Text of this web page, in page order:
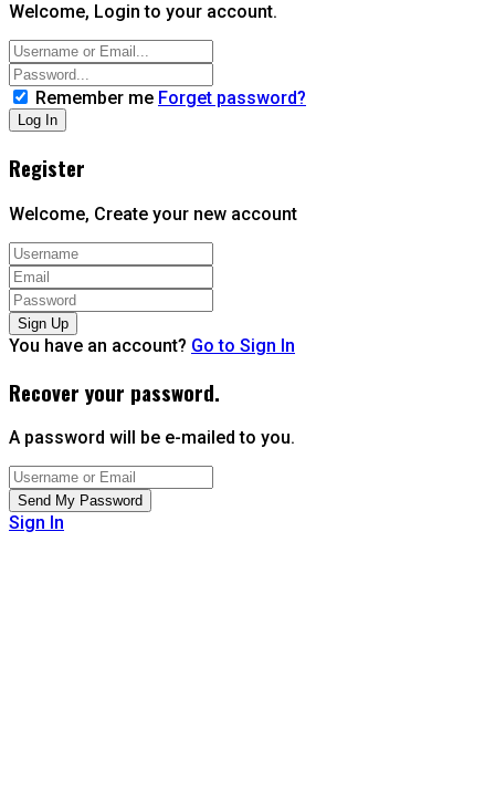
Welcome, Login to your account.
Remember me Forget password?
Register
Welcome, Create your new account
You have an account? Go to Sign In
Recover your password.
A password will be e-mailed to you.
Sign In